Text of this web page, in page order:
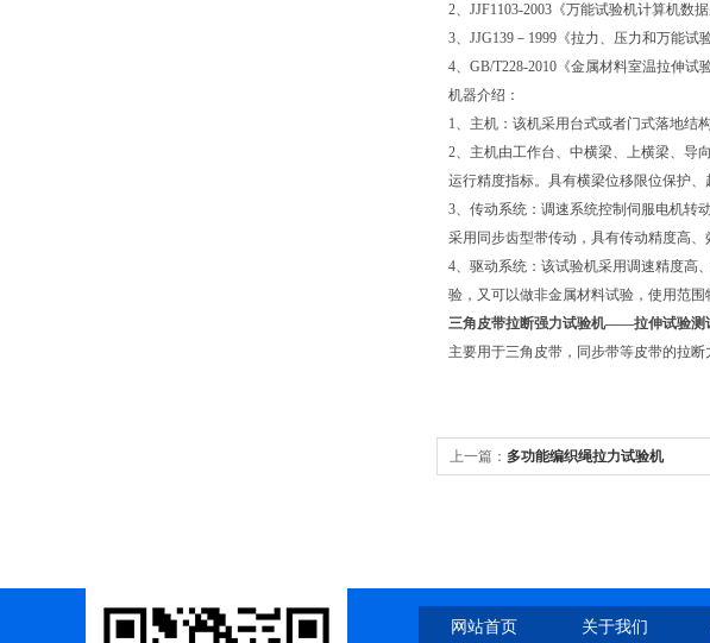
2、JJF1103-2003《万能试验机计算机数
3、JJG139－1999《拉力、压力和万能试
4、GB/T228-2010《金属材料室温拉伸试
机器介绍：
1、主机：该机采用台式或者门式落地结
2、主机由工作台、中横梁、上横梁、导
运行精度指标。具有横梁位移限位保护、
3、传动系统：调速系统控制伺服电机转
采用同步齿型带传动，具有传动精度高
4、驱动系统：该试验机采用调速精度高
验，又可以做非金属材料试验，使用范围
三角皮带拉断强力试验机——拉伸试验测
主要用于三角皮带，同步带等皮带的拉断
上一篇： 多功能编织绳拉力试验机
网站首页 关于我们